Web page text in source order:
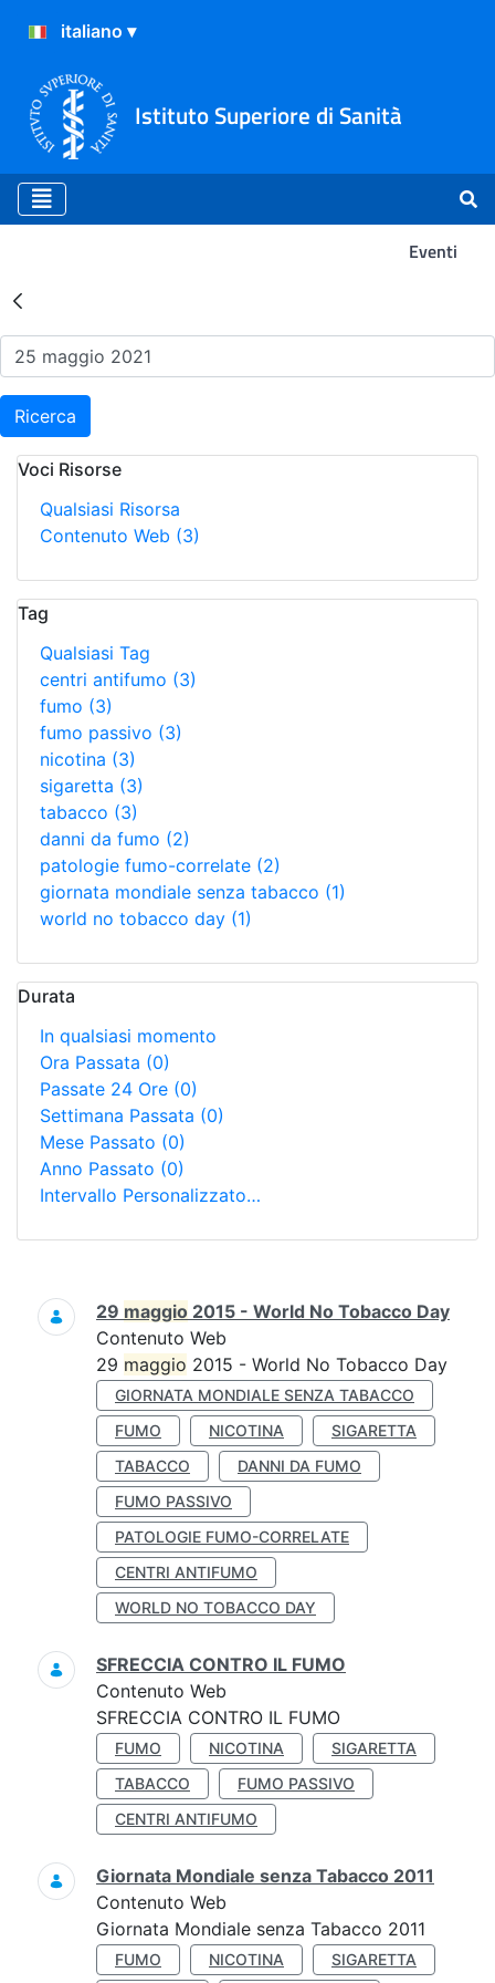
Istituto Superiore di Sanità
Eventi
Risultati della Ricerca -
Ricerca
Voci Risorse
Qualsiasi Risorsa
Contenuto Web (3)
Tag
Qualsiasi Tag
centri antifumo (3)
fumo (3)
fumo passivo (3)
nicotina (3)
sigaretta (3)
tabacco (3)
danni da fumo (2)
patologie fumo-correlate (2)
giornata mondiale senza tabacco (1)
world no tobacco day (1)
Durata
In qualsiasi momento
Ora Passata (0)
Passate 24 Ore (0)
Settimana Passata (0)
Mese Passato (0)
Anno Passato (0)
Intervallo Personalizzato…
Ricerca
29 maggio 2015 - World No Tobacco Day
Contenuto Web
29 maggio 2015 - World No Tobacco Day
GIORNATA MONDIALE SENZA TABACCO
FUMO
NICOTINA
SIGARETTA
TABACCO
DANNI DA FUMO
FUMO PASSIVO
PATOLOGIE FUMO-CORRELATE
CENTRI ANTIFUMO
WORLD NO TOBACCO DAY
SFRECCIA CONTRO IL FUMO
Contenuto Web
SFRECCIA CONTRO IL FUMO
FUMO NICOTINA
SIGARETTA
TABACCO
FUMO PASSIVO
CENTRI ANTIFUMO
Giornata Mondiale senza Tabacco 2011
Contenuto Web
Giornata Mondiale senza Tabacco 2011
FUMO NICOTINA SIGARETTA